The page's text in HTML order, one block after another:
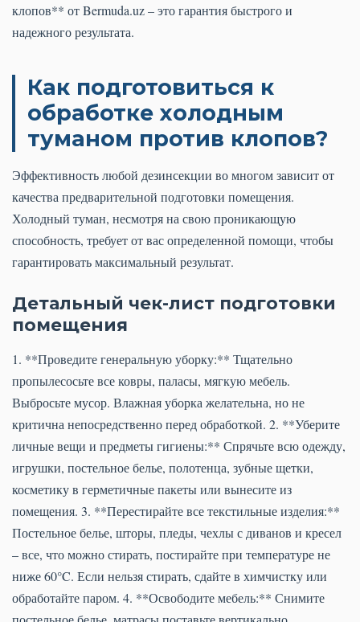
клопов** от Bermuda.uz – это гарантия быстрого и
надежного результата.
Как подготовиться к
обработке холодным
туманом против клопов?
Эффективность любой дезинсекции во многом зависит от
качества предварительной подготовки помещения.
Холодный туман, несмотря на свою проникающую
способность, требует от вас определенной помощи, чтобы
гарантировать максимальный результат.
Детальный чек-лист подготовки
помещения
1. **Проведите генеральную уборку:** Тщательно
пропылесосьте все ковры, паласы, мягкую мебель.
Выбросьте мусор. Влажная уборка желательна, но не
критична непосредственно перед обработкой. 2. **Уберите
личные вещи и предметы гигиены:** Спрячьте всю одежду,
игрушки, постельное белье, полотенца, зубные щетки,
косметику в герметичные пакеты или вынесите из
помещения. 3. **Перестирайте все текстильные изделия:**
Постельное белье, шторы, пледы, чехлы с диванов и кресел
– все, что можно стирать, постирайте при температуре не
ниже 60°C. Если нельзя стирать, сдайте в химчистку или
обработайте паром. 4. **Освободите мебель:** Снимите